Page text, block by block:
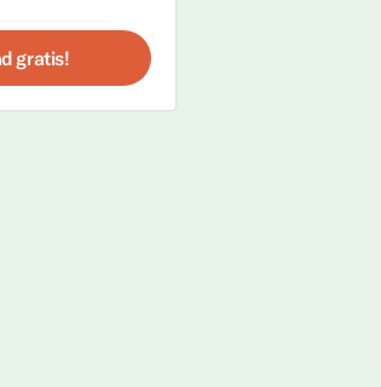
gratis!